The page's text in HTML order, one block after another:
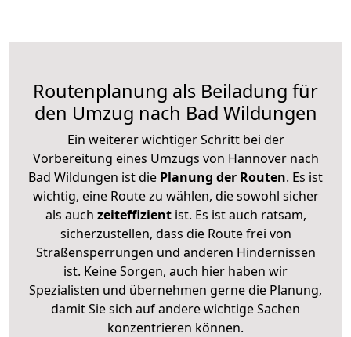
Routenplanung als Beiladung für
den Umzug nach Bad Wildungen
Ein weiterer wichtiger Schritt bei der
Vorbereitung eines Umzugs von Hannover nach
Bad Wildungen ist die Planung der Routen. Es ist
wichtig, eine Route zu wählen, die sowohl sicher
als auch zeiteffizientist. Es ist auch ratsam,
sicherzustellen, dass die Route frei von
Straßensperrungen und anderen Hindernissen
ist. Keine Sorgen, auch hier haben wir
Spezialisten und übernehmen gerne die Planung,
damit Sie sich auf andere wichtige Sachen
konzentrieren können.